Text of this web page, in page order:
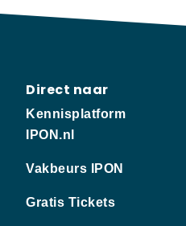
Direct naar
Kennisplatform
IPON.nl
Vakbeurs IPON
Gratis Tickets